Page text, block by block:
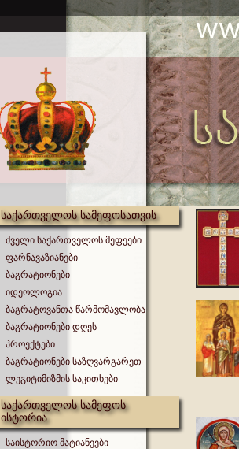
საქართველოს სამეფოსათვის
ძველი საქართველოს მეფეები
ფარნავაზიანები
ბაგრატიონები
იდეოლოგია
ბაგრატოვანთა წარმომავლობა
ბაგრატიონები დღეს
პროექტები
ბაგრატიონები საზღვარგარეთ
ლეგიტიმიზმის საკითხები
საქართველოს სამეფოს
ისტორია
საისტორიო მატიანეები